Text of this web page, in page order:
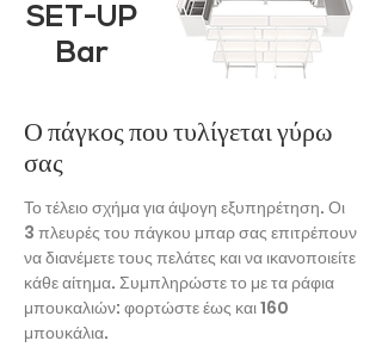
SET-UP
Bar
Ο πάγκος που τυλίγεται γύρω
σας
Το τέλειο σχήμα για άψογη εξυπηρέτηση. Οι
3 πλευρές του πάγκου μπαρ σας επιτρέπουν
να διανέμετε τους πελάτες και να ικανοποιείτε
κάθε αίτημα. Συμπληρώστε το με τα ράφια
μπουκαλιών: φορτώστε έως και 160
μπουκάλια.